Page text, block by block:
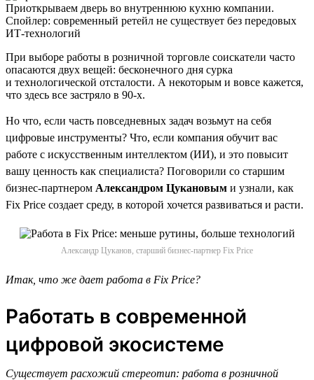
Приоткрываем дверь во внутреннюю кухню компании.
Спойлер: современный ретейл не существует без передовых
ИТ-технологий
При выборе работы в розничной торговле соискатели часто
опасаются двух вещей: бесконечного дня сурка
и технологической отсталости. А некоторым и вовсе кажется,
что здесь все застряло в 90-х.
Но что, если часть повседневных задач возьмут на себя
цифровые инструменты? Что, если компания обучит вас
работе с искусственным интеллектом (ИИ), и это повысит
вашу ценность как специалиста? Поговорили со старшим
бизнес-партнером Александром Цукановым и узнали, как
Fix Price создает среду, в которой хочется развиваться и расти.
Александр Цуканов, старший бизнес-партнер Fix Price
Итак, что же дает работа в Fix Price?
Работать в современной
цифровой экосистеме
Существует расхожий стереотип: работа в розничной